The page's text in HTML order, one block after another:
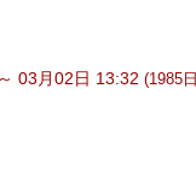
03月02日 13:32 (1985 日